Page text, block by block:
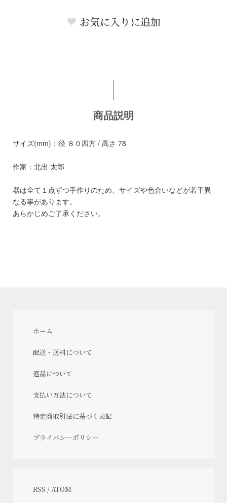
お気に入りに追加
商品説明
サイズ(mm)：径 ８０四方 / 高さ 78
作家：北出 太郎
器は全て１点ずつ手作りのため、サイズや色合いなどが若干異
なる事があります。
あらかじめご了承ください。
ホーム
配送・送料について
返品について
支払い方法について
特定商取引法に基づく表記
プライバシーポリシー
RSS /ATOM